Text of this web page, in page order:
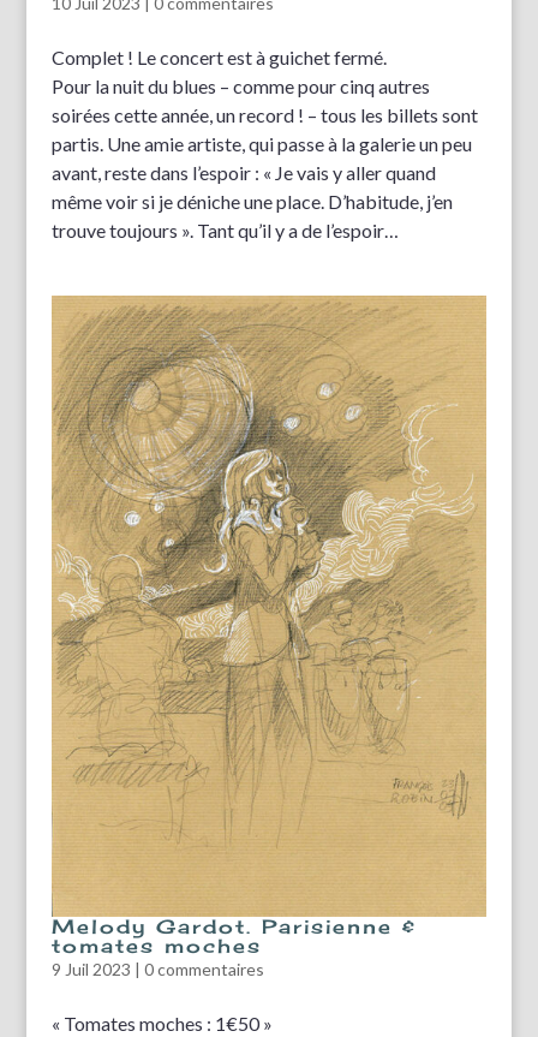
Complet ! Le concert est à guichet fermé.
Pour la nuit du blues – comme pour cinq autres
soirées cette année, un record ! – tous les billets sont
partis. Une amie artiste, qui passe à la galerie un peu
avant, reste dans l’espoir : « Je vais y aller quand
même voir si je déniche une place. D’habitude, j’en
trouve toujours ». Tant qu’il y a de l’espoir…
Melody Gardot. Parisienne &
tomates moches
9 Juil 2023 | 0 commentaires
« Tomates moches : 1€50 »